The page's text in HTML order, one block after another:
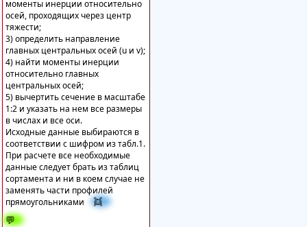
моменты инерции относительно
осей, проходящих через центр
тяжести;
3) определить направление
главных центральных осей (u и v);
4) найти моменты инерции
относительно главных
центральных осей;
5) вычертить сечение в масштабе
1:2 и указать на нем все размеры
в числах и все оси.
Исходные данные выбираются в
соответствии с шифром из табл.1.
При расчете все необходимые
данные следует брать из таблиц
сортамента и ни в коем случае не
заменять части профилей
прямоугольниками
👯
💬